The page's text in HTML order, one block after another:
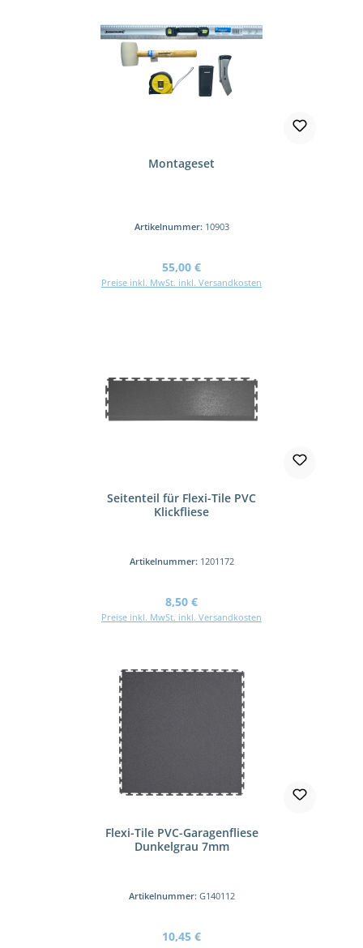
Montageset
Artikelnummer: 10903
Regulärer Preis:
55,00 €
Preise inkl. MwSt. inkl. Versandkosten
Seitenteil für Flexi-Tile PVC
Klickfliese
Artikelnummer: 1201172
Regulärer Preis:
8,50 €
Preise inkl. MwSt. inkl. Versandkosten
Flexi-Tile PVC-Garagenfliese
Dunkelgrau 7mm
Artikelnummer: G140112
Regulärer Preis:
10,45 €